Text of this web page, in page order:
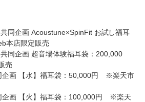
同企画 Acoustune×SpinFit お試し福耳
店限定販売
同企画 超音場体験福耳袋：200,000
売
企画 【水】福耳袋：50,000円 ※楽天市
企画 【火】福耳袋：100,000円 ※楽天